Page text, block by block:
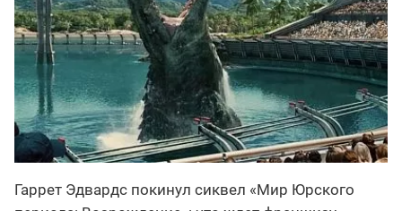
Гаррет Эдвардс покинул сиквел «Мир Юрского